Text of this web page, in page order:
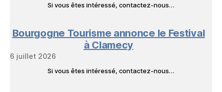
Si vous êtes intéressé, contactez-nous…
Bourgogne Tourisme annonce le Festival
à Clamecy
6 juillet 2026
Si vous êtes intéressé, contactez-nous…